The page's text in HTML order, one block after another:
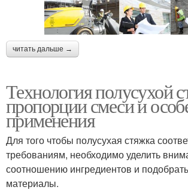
читать дальше →
Технология полусухой
пропорции смеси и
применения
Для того чтобы полусухая стяжка
требованиям, необходимо уделить
соотношению ингредиентов и
материалы.